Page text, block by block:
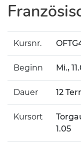
Kursnr.
Beginn Mi.,
Dauer 12
Kursort
1.05